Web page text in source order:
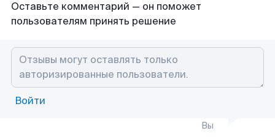
Оставьте комментарий — он поможет
пользователям принять решение
Войти
Вы